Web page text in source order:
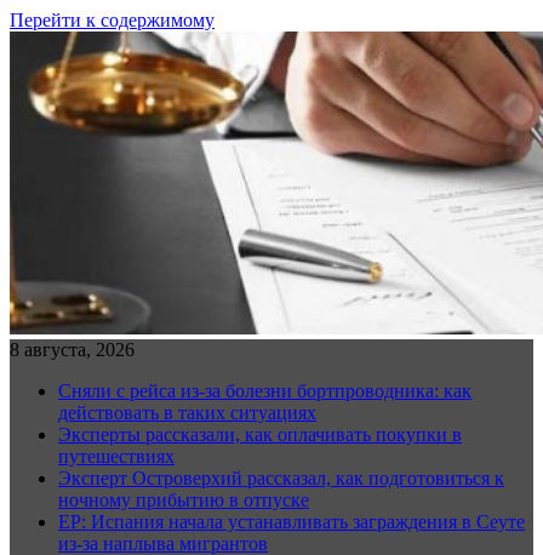
Перейти к содержимому
8 августа, 2026
Сняли с рейса из-за болезни бортпроводника: как
действовать в таких ситуациях
Эксперты рассказали, как оплачивать покупки в
путешествиях
Эксперт Островерхий рассказал, как подготовиться к
ночному прибытию в отпуске
EP: Испания начала устанавливать заграждения в Сеуте
из-за наплыва мигрантов